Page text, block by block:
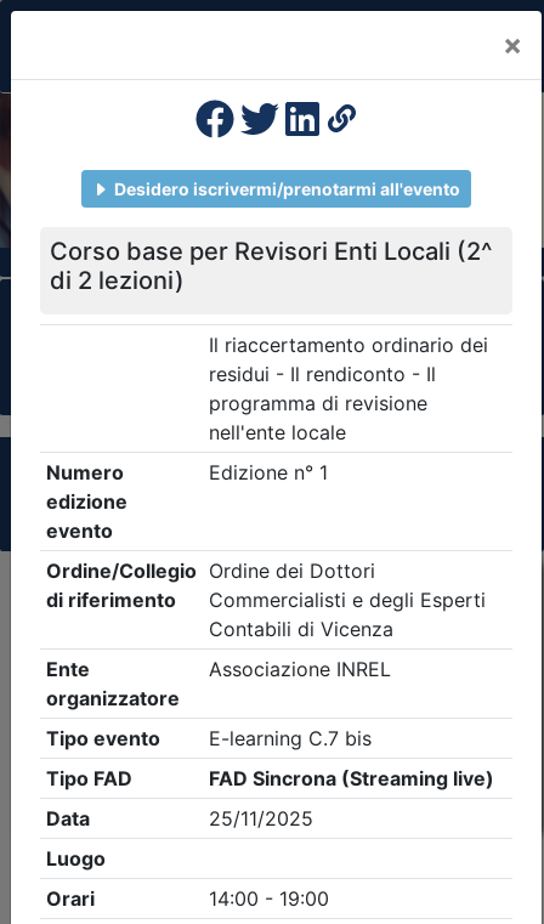
×
Previous
Il portale della formazione per Ordini e
Collegi Professionali
Clicca qui - espandi la sezione dei filtri ricerca
eventi
Criteri di ricerca applicati:
- Tipo Ordine/collegio:Dott. Comm. E.C.
Vicenza- Eventi in programma dal
iCal Feed RSS
Dettagli evento